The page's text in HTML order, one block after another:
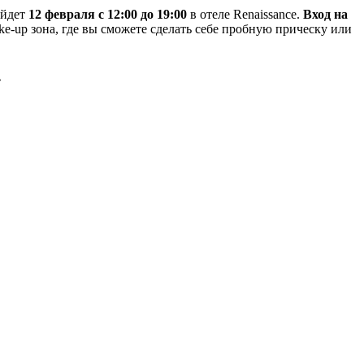
12 февраля с 12:00 до 19:00 в отеле Renaissance. Вход на
up зона, где вы сможете сделать себе пробную прическу или